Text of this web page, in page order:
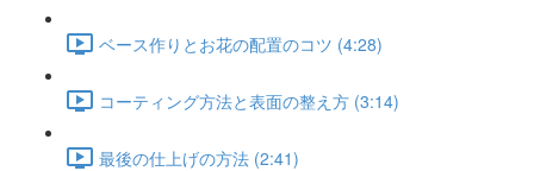
ベース作りとお花の配置のコツ (4:28)
コーティング方法と表面の整え方 (3:14)
最後の仕上げの方法 (2:41)